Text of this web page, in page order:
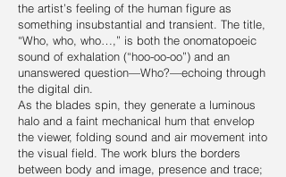
the artist’s feeling of the human figure as
something insubstantial and transient. The title,
“Who, who, who…,” is both the onomatopoeic
sound of exhalation (“hoo-oo-oo”) and an
unanswered question—Who?—echoing through
the digital din.
As the blades spin, they generate a luminous
halo and a faint mechanical hum that envelop
the viewer, folding sound and air movement into
the visual field. The work blurs the borders
between body and image, presence and trace;